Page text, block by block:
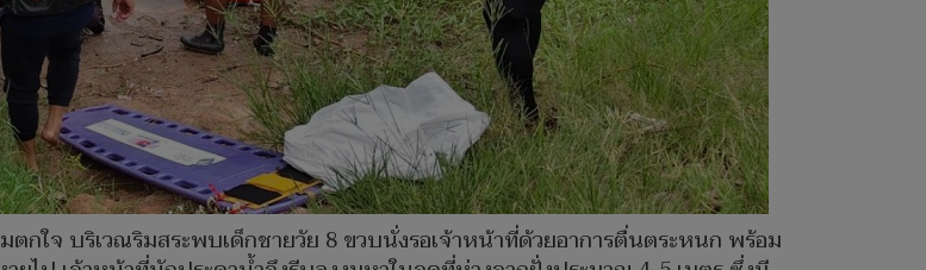
ใจ บริเวณริมสระพบเด็กชายวัย 8 ขวบนั่งรอเจ้าหน้าที่ด้วยอาการตื่นตระหนก พร้อม